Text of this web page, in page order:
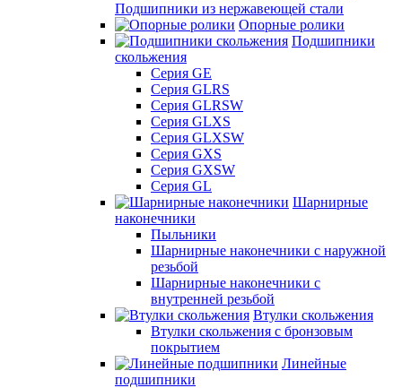
Подшипники из нержавеющей стали
Опорные ролики
Подшипники
скольжения
Серия GE
Серия GLRS
Серия GLRSW
Серия GLXS
Серия GLXSW
Серия GXS
Серия GXSW
Серия GL
Шарнирные
наконечники
Пыльники
Шарнирные наконечники с наружной
резьбой
Шарнирные наконечники с
внутренней резьбой
Втулки скольжения
Втулки скольжения с бронзовым
покрытием
Линейные
подшипники